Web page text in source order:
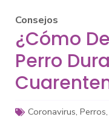
Consejos
¿Cómo
Perro
Coronavirus, Perros,